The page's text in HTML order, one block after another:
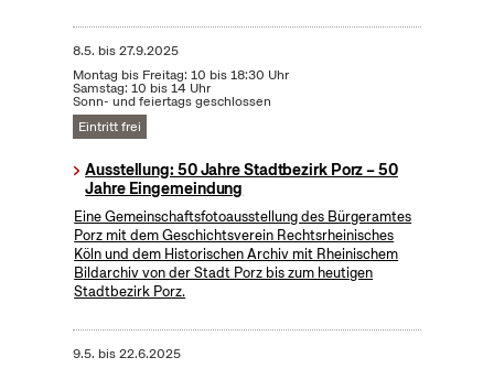
8.5. bis27.9.2025
Montag bis Freitag: 10 bis 18:30 Uhr
Samstag: 10 bis 14 Uhr
Sonn- und feiertags geschlossen
Eintritt frei
Ausstellung: 50 Jahre Stadtbezirk Porz – 50
Jahre Eingemeindung
Eine Gemeinschaftsfotoausstellung des Bürgeramtes
Porz mit dem Geschichtsverein Rechtsrheinisches
Köln und dem Historischen Archiv mit Rheinischem
Bildarchiv von der Stadt Porz bis zum heutigen
Stadtbezirk Porz.
9.5. bis22.6.2025